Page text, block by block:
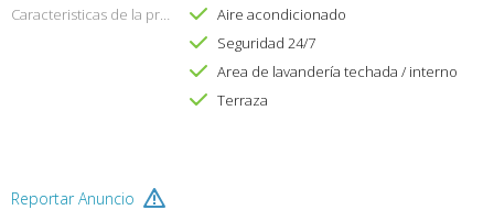
Caracteristicas de la propiedad
Aire acondicionado
Seguridad 24/7
Area de lavandería techada / interno
Terraza
Reportar Anuncio